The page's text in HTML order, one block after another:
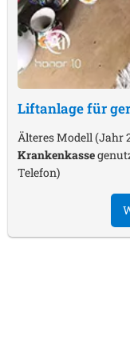
Liftanlage für
Älteres Modell (Jahr
Krankenkasse
Telefon)